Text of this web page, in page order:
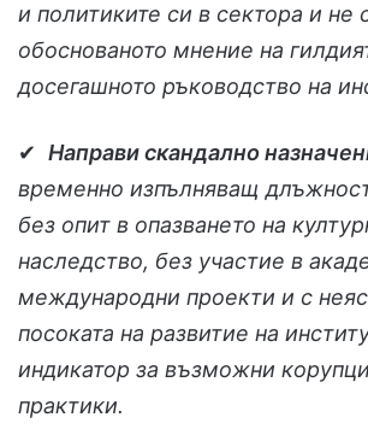
и политиките си в сектора и не
обоснованото мнение на
досегашното ръководство на
✔ Направи скандално
временно изпълняващ
без опит в опазването на
наследство, без участие в
международни проекти и с
посоката на развитие на
индикатор за възможни
практики.